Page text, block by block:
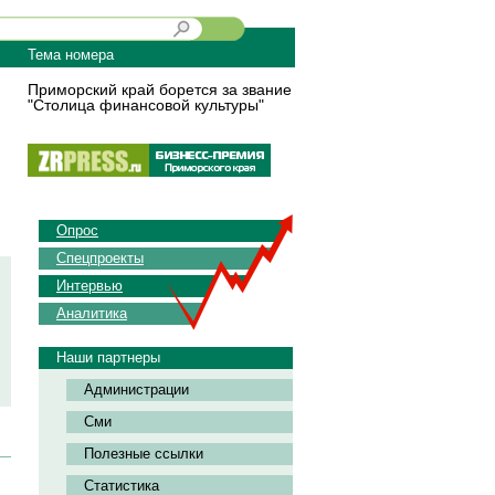
Тема номера
Приморский край борется за звание
"Столица финансовой культуры"
Опрос
Спецпроекты
Интервью
Аналитика
Наши партнеры
Администрации
Сми
Полезные ссылки
Статистика